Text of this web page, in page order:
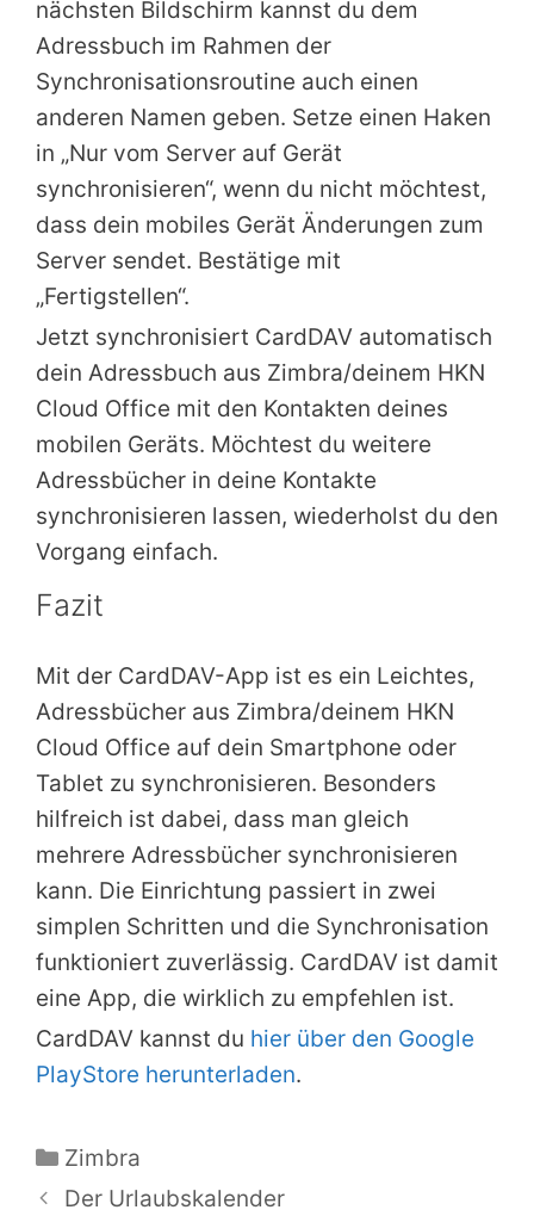
nächsten Bildschirm kannst du dem
Adressbuch im Rahmen der
Synchronisationsroutine auch einen
anderen Namen geben. Setze einen Haken
in „Nur vom Server auf Gerät
synchronisieren“, wenn du nicht möchtest,
dass dein mobiles Gerät Änderungen zum
Server sendet. Bestätige mit
„Fertigstellen“.
Jetzt synchronisiert CardDAV automatisch
dein Adressbuch aus Zimbra/deinem HKN
Cloud Office mit den Kontakten deines
mobilen Geräts. Möchtest du weitere
Adressbücher in deine Kontakte
synchronisieren lassen, wiederholst du den
Vorgang einfach.
Fazit
Mit der CardDAV-App ist es ein Leichtes,
Adressbücher aus Zimbra/deinem HKN
Cloud Office auf dein Smartphone oder
Tablet zu synchronisieren. Besonders
hilfreich ist dabei, dass man gleich
mehrere Adressbücher synchronisieren
kann. Die Einrichtung passiert in zwei
simplen Schritten und die Synchronisation
funktioniert zuverlässig. CardDAV ist damit
eine App, die wirklich zu empfehlen ist.
CardDAV kannst du hier über den Google
PlayStore herunterladen.
Kategorien
Zimbra
Der Urlaubskalender